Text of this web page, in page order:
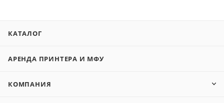
Brother HL2250DN
КАТАЛОГ
АРЕНДА ПРИНТЕРА И МФУ
КОМПАНИЯ